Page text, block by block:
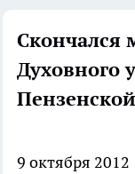
Скончался
Духовного
9 октября 2012